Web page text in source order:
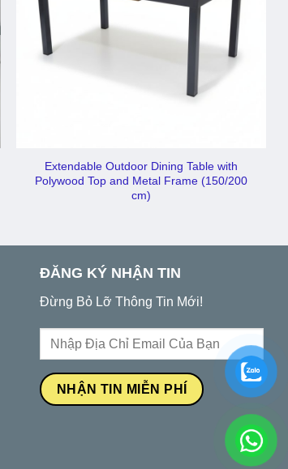
Extendable Outdoor Dining Table with
Polywood Top and Metal Frame (150/200
cm)
ĐĂNG KÝ NHẬN TIN
Đừng Bỏ Lỡ Thông Tin Mới!